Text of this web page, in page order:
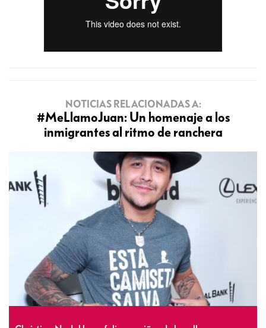
NOTICIAS RELACIONADAS A:
#MeLlamoJuan: Un homenaje a los
inmigrantes al ritmo de ranchera